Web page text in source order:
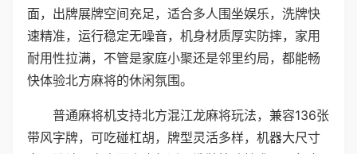
面，出牌展牌空间充足，适合多人围坐娱乐，洗牌快
速精准，运行稳定无噪音，机身材质厚实防摔，家用
耐用性拉满，不管是家庭小聚还是邻里约局，都能畅
快体验北方麻将的休闲氛围。
普通麻将机支持北方混江龙麻将玩法，兼容136张
带风字牌，可吃碰杠胡，牌型灵活多样，机器大尺寸